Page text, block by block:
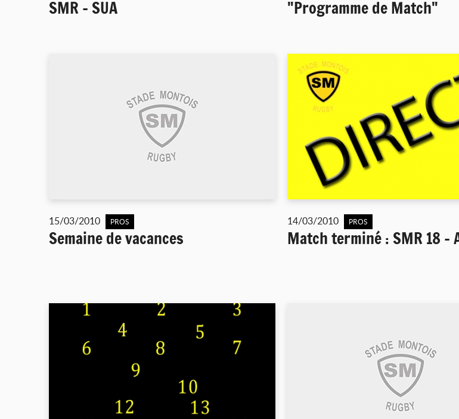
SMR - SUA
"Programme de Match"
15/03/2010 PROS
Semaine de vacances
14/03/2010 PROS
Match terminé : SMR 18 -